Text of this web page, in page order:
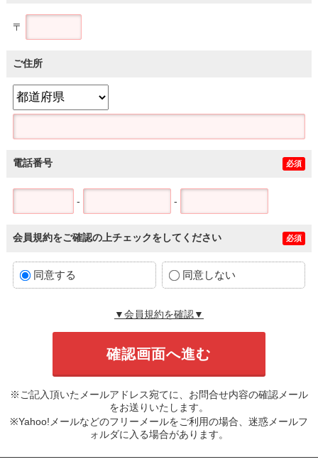
〒
ご住所
電話番号 必須
- -
会員規約をご確認の上チェックをしてください 必須
同意する 同意しない
▼会員規約を確認▼
※ご記入頂いたメールアドレス宛てに、お問合せ内容の確認メール
をお送りいたします。
※Yahoo!メールなどのフリーメールをご利用の場合、迷惑メールフ
ォルダに入る場合があります。